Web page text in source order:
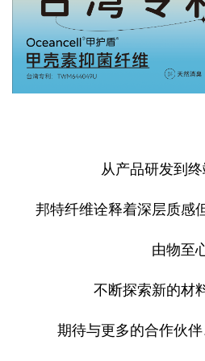
从产品研发到终
邦特纤维诠释着深层质感
由物至
不断探索新的材
期待与更多的合作伙